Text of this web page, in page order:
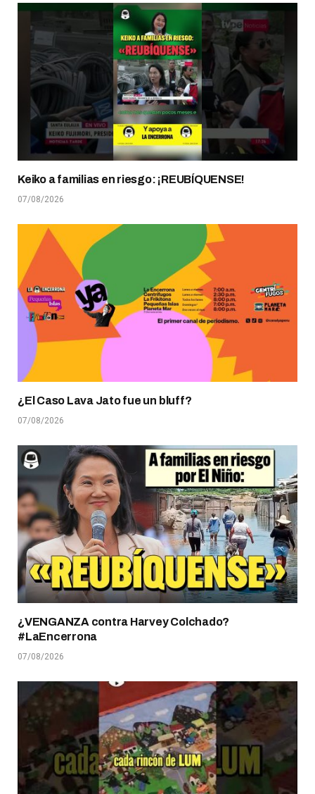
Keiko a familias en riesgo: ¡REUBÍQUENSE!
07/08/2026
¿El Caso Lava Jato fue un bluff?
07/08/2026
¿VENGANZA contra Harvey Colchado?
#LaEncerrona
07/08/2026